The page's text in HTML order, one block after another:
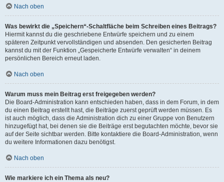
Nach oben
Was bewirkt die „Speichern“-Schaltfläche beim Schreiben eines Beitrags?
Hiermit kannst du die geschriebene Entwürfe speichern und zu einem
späteren Zeitpunkt vervollständigen und absenden. Den gesicherten Beitrag
kannst du mit der Funktion „Gespeicherte Entwürfe verwalten“ in deinem
persönlichen Bereich erneut laden.
Nach oben
Warum muss mein Beitrag erst freigegeben werden?
Die Board-Administration kann entschieden haben, dass in dem Forum, in dem
du einen Beitrag erstellt hast, die Beiträge zuerst geprüft werden müssen. Es
ist auch möglich, dass die Administration dich zu einer Gruppe von Benutzern
hinzugefügt hat, bei denen sie die Beiträge erst begutachten möchte, bevor sie
auf der Seite sichtbar werden. Bitte kontaktiere die Board-Administration, wenn
du weitere Informationen dazu benötigst.
Nach oben
Wie markiere ich ein Thema als neu?